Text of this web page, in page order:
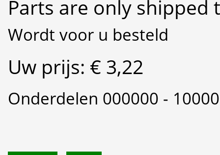
Parts are only shipped
Wordt voor u besteld
Uw prijs: € 3,22
Onderdelen 000000 -